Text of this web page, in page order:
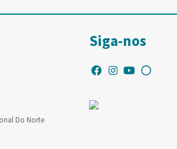
Do Norte
Siga-nos